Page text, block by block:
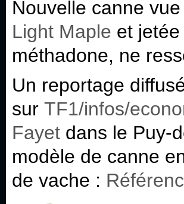
Nouvelle canne
Light Maple et
méthadone, ne
Un reportage
sur TF1/infos/
Fayet dans le Puy-
modèle de canne
de vache :